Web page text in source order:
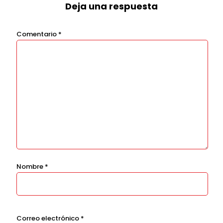
Deja una respuesta
Comentario *
Nombre *
Correo electrónico *